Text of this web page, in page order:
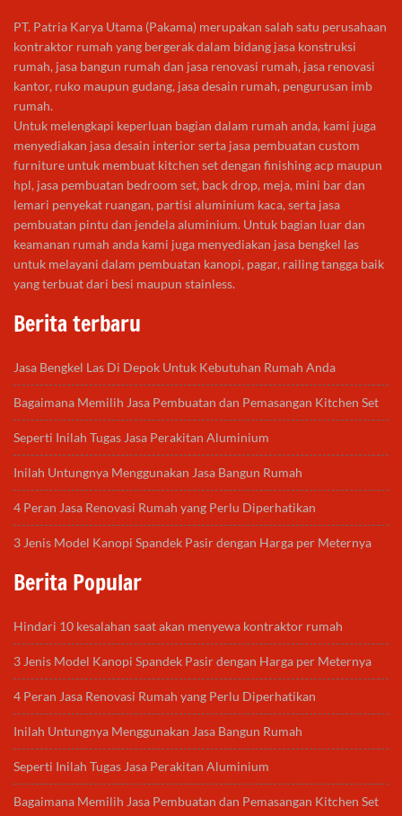
PT. Patria Karya Utama (Pakama) merupakan salah satu perusahaan
kontraktor rumah yang bergerak dalam bidang jasa konstruksi
rumah, jasa bangun rumah dan jasa renovasi rumah, jasa renovasi
kantor, ruko maupun gudang, jasa desain rumah, pengurusan imb
rumah.
Untuk melengkapi keperluan bagian dalam rumah anda, kami juga
menyediakan jasa desain interior serta jasa pembuatan custom
furniture untuk membuat kitchen set dengan finishing acp maupun
hpl, jasa pembuatan bedroom set, back drop, meja, mini bar dan
lemari penyekat ruangan, partisi aluminium kaca, serta jasa
pembuatan pintu dan jendela aluminium. Untuk bagian luar dan
keamanan rumah anda kami juga menyediakan jasa bengkel las
untuk melayani dalam pembuatan kanopi, pagar, railing tangga baik
yang terbuat dari besi maupun stainless.
Berita terbaru
Jasa Bengkel Las Di Depok Untuk Kebutuhan Rumah Anda
Bagaimana Memilih Jasa Pembuatan dan Pemasangan Kitchen Set
Seperti Inilah Tugas Jasa Perakitan Aluminium
Inilah Untungnya Menggunakan Jasa Bangun Rumah
4 Peran Jasa Renovasi Rumah yang Perlu Diperhatikan
3 Jenis Model Kanopi Spandek Pasir dengan Harga per Meternya
Berita Popular
Hindari 10 kesalahan saat akan menyewa kontraktor rumah
3 Jenis Model Kanopi Spandek Pasir dengan Harga per Meternya
4 Peran Jasa Renovasi Rumah yang Perlu Diperhatikan
Inilah Untungnya Menggunakan Jasa Bangun Rumah
Seperti Inilah Tugas Jasa Perakitan Aluminium
Bagaimana Memilih Jasa Pembuatan dan Pemasangan Kitchen Set